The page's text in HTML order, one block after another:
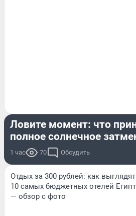
Ловите момент: что
полное солнечное
1 час 70 Обсудить
Отдых за 300 рублей: как выглядят
10 самых бюджетных отелей
— обзор с фото